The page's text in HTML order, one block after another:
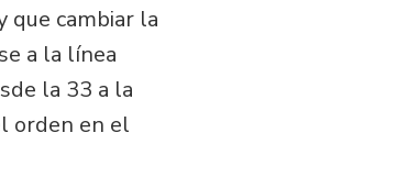
que cambiar la
a la línea
la 33 a la
orden en el